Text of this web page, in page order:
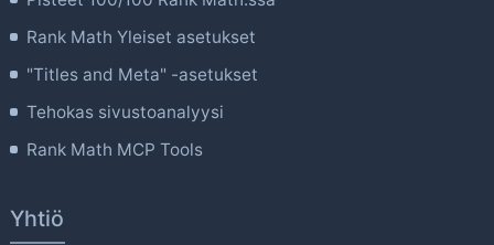
Rank Math Yleiset asetukset
"Titles and Meta" -asetukset
Tehokas sivustoanalyysi
Rank Math MCP Tools
Yhtiö